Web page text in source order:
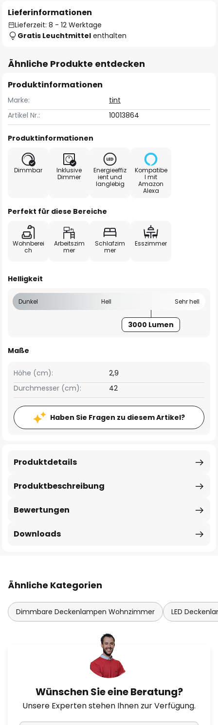
Lieferinformationen
Lieferzeit: 8 - 12 Werktage
Gratis Leuchtmittel enthalten
Ähnliche Produkte entdecken
Produktinformationen
Marke:
tint
Artikel Nr.:
10013864
Produktinformationen
Dimmbar
Inklusive
Dimmer
Energieeffiz
ient und
langlebig
Kompatibe
l mit
Amazon
Alexa
Perfekt für diese Bereiche
Wohnberei
ch
Arbeitszim
mer
Schlafzim
mer
Esszimmer
Helligkeit
Dunkel Hell Sehr hell
3000 Lumen
Maße
Höhe (cm):
2,9
Durchmesser (cm):
42
Haben Sie Fragen zu diesem Artikel?
Produktbeschreibung
Produktdetails
Bewertungen
Downloads
Ähnliche Kategorien
Dimmbare Deckenlampen Wohnzimmer LED
Wünschen Sie eine Beratung?
Unsere Experten stehen Ihnen zur Verfügung.